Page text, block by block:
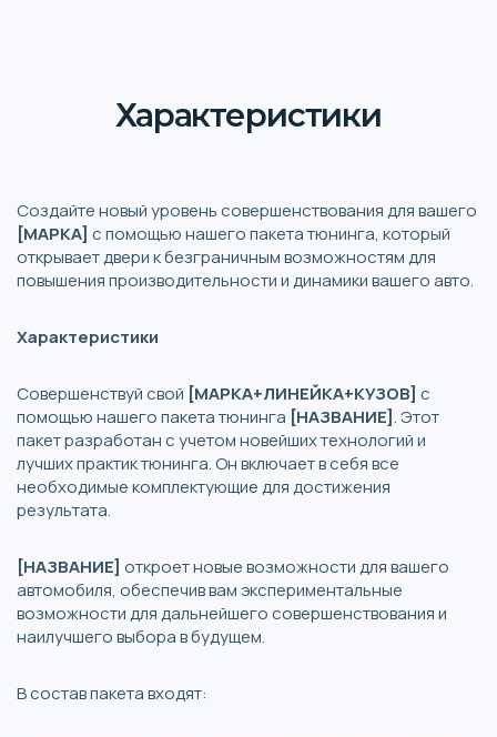
Характеристики
Создайте новый уровень совершенствования для вашего
[МАРКА] с помощью нашего пакета тюнинга, который
открывает двери к безграничным возможностям для
повышения производительности и динамики вашего авто.
Характеристики
Совершенствуй свой [МАРКА+ЛИНЕЙКА+КУЗОВ] с
помощью нашего пакета тюнинга [НАЗВАНИЕ]. Этот
пакет разработан с учетом новейших технологий и
лучших практик тюнинга. Он включает в себя все
необходимые комплектующие для достижения
результата.
[НАЗВАНИЕ] откроет новые возможности для вашего
автомобиля, обеспечив вам экспериментальные
возможности для дальнейшего совершенствования и
наилучшего выбора в будущем.
В состав пакета входят: